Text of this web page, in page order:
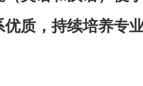
优质，持续培养专